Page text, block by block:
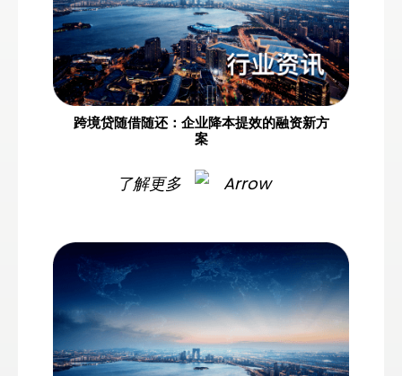
跨境贷随借随还：企业降本提效的融资新方
案
了解更多